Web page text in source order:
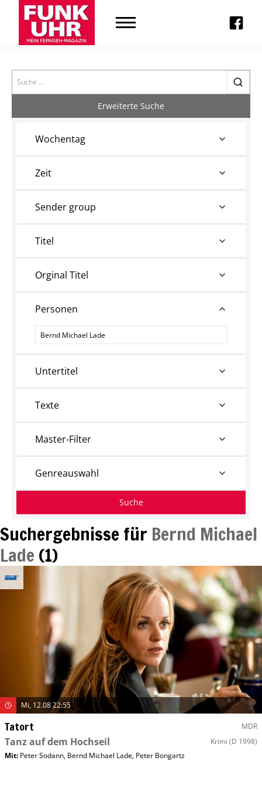
Search
Suchergebnisse für Bernd Michael
Lade(1)
Mi, 12.08 22:55
Tatort MDR
Tanz auf dem Hochseil Krimi (D 1998)
Mit: Peter Sodann, Bernd Michael Lade, Peter Bongartz
Erweiterte Suche
Wochentag
Zeit
Sender group
Titel
Orginal Titel
Personen
Personen
Untertitel
Texte
Master-Filter
Genreauswahl
Suche